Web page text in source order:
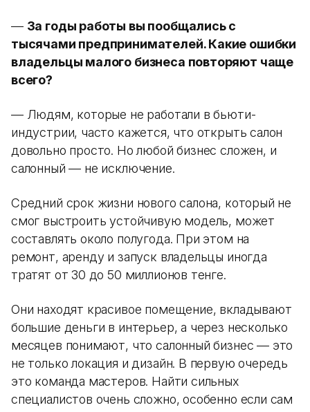
— За годы работы вы пообщались с
тысячами предпринимателей. Какие ошибки
владельцы малого бизнеса повторяют чаще
всего?
— Людям, которые не работали в бьюти-
индустрии, часто кажется, что открыть салон
довольно просто. Но любой бизнес сложен, и
салонный — не исключение.
Средний срок жизни нового салона, который не
смог выстроить устойчивую модель, может
составлять около полугода. При этом на
ремонт, аренду и запуск владельцы иногда
тратят от 30 до 50 миллионов тенге.
Они находят красивое помещение, вкладывают
большие деньги в интерьер, а через несколько
месяцев понимают, что салонный бизнес — это
не только локация и дизайн. В первую очередь
это команда мастеров. Найти сильных
специалистов очень сложно, особенно если сам